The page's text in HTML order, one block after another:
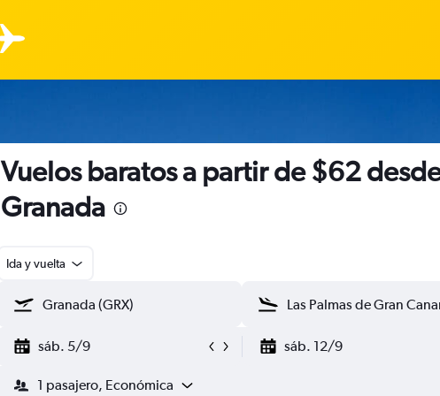
Vuelos baratos a partir de $62
Granada
Ida y vuelta
sáb. 5/9 sáb. 12/9
1 pasajero, Económica